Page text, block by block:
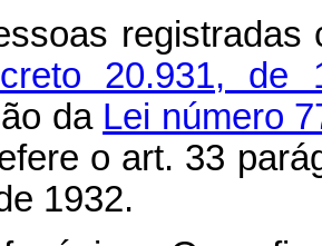
20.931, de
da Lei número
o art. 33
1932.